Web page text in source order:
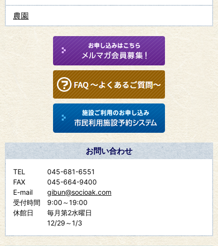
農園
お問い合わせ
TEL
045-681-6551
FAX
045-664-9400
E-mail
gibun@socioak.com
受付時間
9:00～19:00
休館日
毎月第2水曜日
12/29～1/3